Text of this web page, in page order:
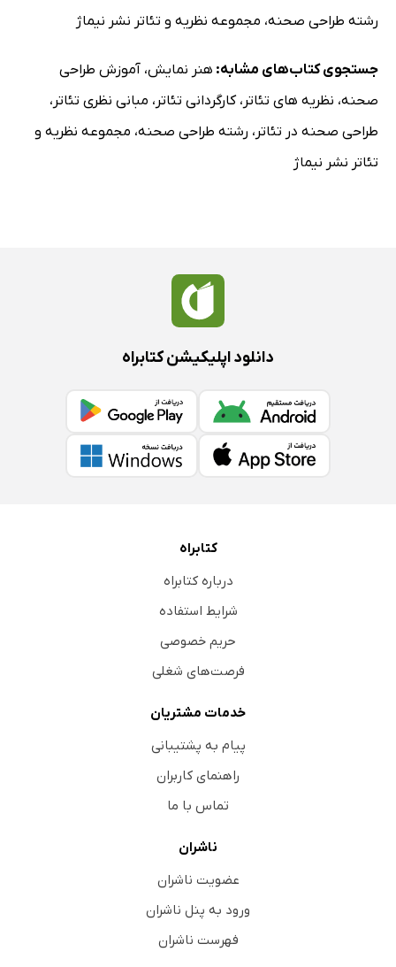
رشته طراحی صحنه، مجموعه نظریه و تئاتر نشر نیماژ
جستجوی کتاب‌های مشابه: هنر نمایش، آموزش طراحی
صحنه، نظریه های تئاتر ،کارگردانی تئاتر ، مبانی نظری تئاتر ،
طراحی صحنه در تئاتر ، رشته طراحی صحنه، مجموعه نظریه و
تئاتر نشر نیماژ
دانلود اپلیکیشن کتابراه
کتابراه
درباره کتابراه
شرایط استفاده
حریم خصوصی
فرصت‌های شغلی
خدمات مشتریان
پیام به پشتیبانی
راهنمای کاربران
تماس با ما
ناشران
عضویت ناشران
ورود به پنل ناشران
فهرست ناشران